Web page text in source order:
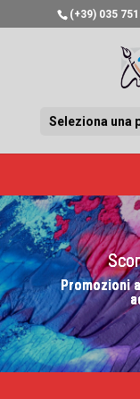
(+39) 035
Seleziona una
Promozioni